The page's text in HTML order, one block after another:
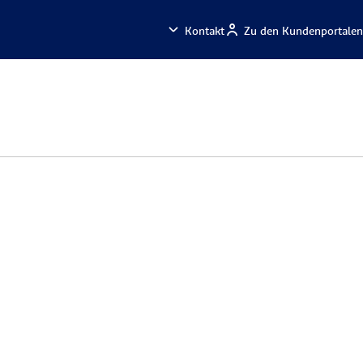
Kontakt Zu den Kundenportalen